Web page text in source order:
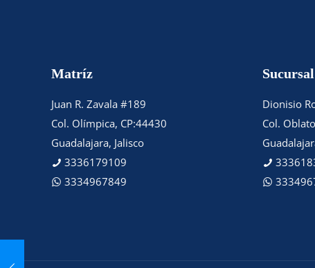
Matríz
Juan R. Zavala #189
Col. Olímpica, CP:44430
Guadalajara, Jalisco
3336179109
3334967849
Sucursal
Dionisio
Col.